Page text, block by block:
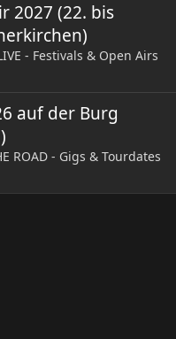
2027 (22. bis
- Festivals & Open Airs
auf der Burg
ROAD - Gigs & Tourdates